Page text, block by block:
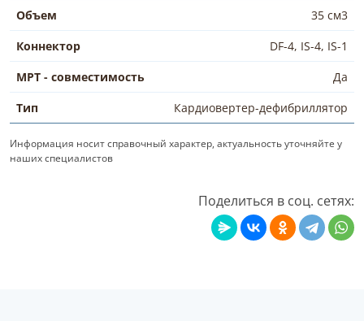
Объем
35 см3
Коннектор
DF-4, IS-4, IS-1
МРТ - совместимость
Да
Тип
Кардиовертер-дефибриллятор
Информация носит справочный характер, актуальность уточняйте у
наших специалистов
Поделиться в соц. сетях: